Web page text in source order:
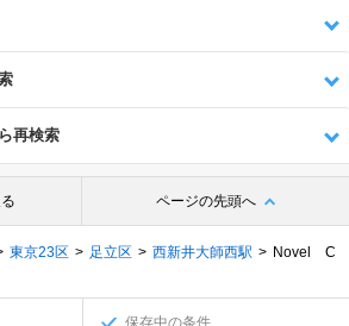
再検索
ページの先頭へ
東京23区 足立区 西新井大師西駅
Novel C
保存中の条件